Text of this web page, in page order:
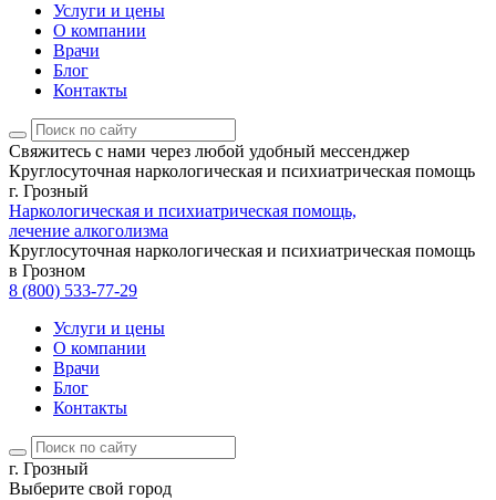
Услуги и цены
О компании
Врачи
Блог
Контакты
Свяжитесь с нами через любой удобный мессенджер
Круглосуточная наркологическая и психиатрическая помощь
г. Грозный
Наркологическая и психиатрическая помощь,
лечение алкоголизма
Круглосуточная наркологическая и психиатрическая помощь
в Грозном
8 (800) 533-77-29
Услуги и цены
О компании
Врачи
Блог
Контакты
г. Грозный
Выберите свой город